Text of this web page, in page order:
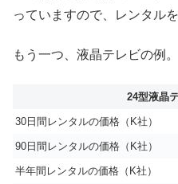
っていますので、レンタル
もう一つ、液晶テレビの例。
24型液晶
30日間レンタルの価格（K社）
90日間レンタルの価格（K社）
半年間レンタルの価格（K社）